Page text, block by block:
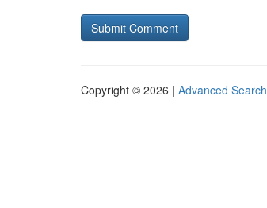
Copyright © 2026 | Advanced Search